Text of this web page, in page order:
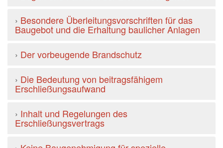
› Besondere Überleitungsvorschriften für das
Baugebot und die Erhaltung baulicher Anlagen
› Der vorbeugende Brandschutz
› Die Bedeutung von beitragsfähigem
Erschließungsaufwand
› Inhalt und Regelungen des
Erschließungsvertrags